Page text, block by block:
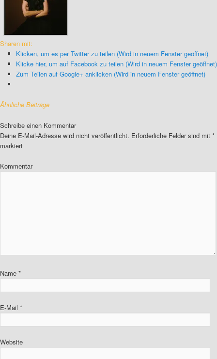
Sharen mit:
Klicken, um es per Twitter zu teilen (Wird in neuem Fenster geöffnet)
Klicke hier, um auf Facebook zu teilen (Wird in neuem Fenster geöffnet)
Zum Teilen auf Google+ anklicken (Wird in neuem Fenster geöffnet)
Ähnliche Beiträge
Schreibe einen Kommentar
Deine E-Mail-Adresse wird nicht veröffentlicht. Erforderliche Felder sind mit *
markiert
Kommentar
Name *
E-Mail *
Website